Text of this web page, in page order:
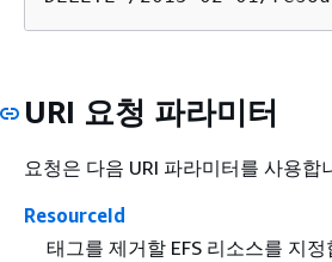
URI 요청 파라미터
요청은 다음 URI 파라미터를 사용합
ResourceId
태그를 제거할 EFS 리소스를 지정